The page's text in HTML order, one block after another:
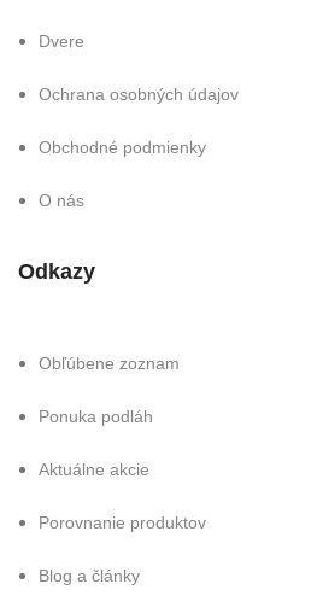
Dvere
Ochrana osobných údajov
Obchodné podmienky
O nás
Odkazy
Obľúbene zoznam
Ponuka podláh
Aktuálne akcie
Porovnanie produktov
Blog a články